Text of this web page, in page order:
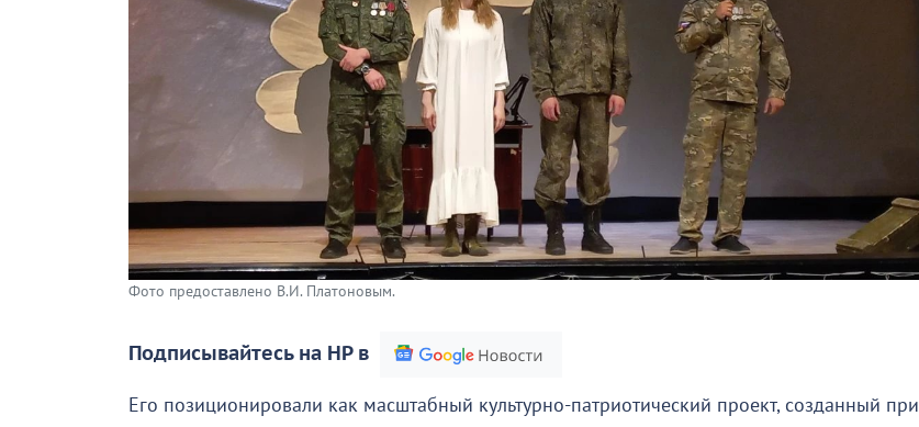
Фото предоставлено В.И. Платоновым.
Подписывайтесь на НР в
Его позиционировали как масштабный культурно-патриотический проект, созданный при